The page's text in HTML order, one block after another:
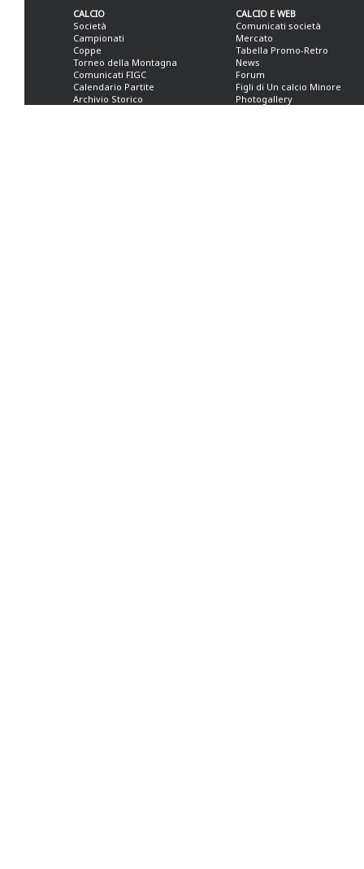
CALCIO
Società
Campionati
Coppe
Torneo della Montagna
Comunicati FIGC
Calendario Partite
Archivio Storico
CALCIO E WEB
Comunicati società
Mercato
Tabella Promo-Retro
News
Forum
Figli di Un calcio Minore
Photogallery